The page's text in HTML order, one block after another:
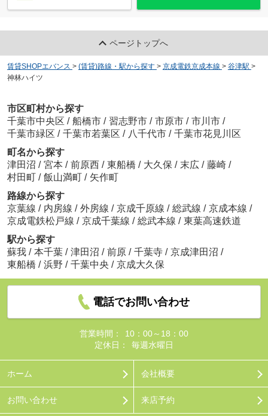
ページトップへ
賃貸SHOPエバンス > (賃貸)路線・駅から探す > 京成電鉄京成本線 > 谷津駅 >
神林ハイツ
市区町村から探す
千葉市中央区 / 船橋市 / 習志野市 / 市原市 / 市川市 /
千葉市緑区 / 千葉市若葉区 / 八千代市 / 千葉市花見川区
町名から探す
津田沼 / 宮本 / 前原西 / 東船橋 / 大久保 / 末広 / 藤崎 /
村田町 / 飯山満町 / 矢作町
路線から探す
京葉線 / 内房線 / 外房線 / 京成千原線 / 総武線 / 京成本線 /
京成電鉄松戸線 / 京成千葉線 / 総武本線 / 東葉高速鉄道
駅から探す
蘇我 / 本千葉 / 津田沼 / 前原 / 千葉寺 / 京成津田沼 /
東船橋 / 浜野 / 千葉中央 / 京成大久保
電話でお問い合わせ
営業時間：
10：00～18：00
定休日：
毎週水曜日
ホーム 会社概要
お問い合わせ 来店予約